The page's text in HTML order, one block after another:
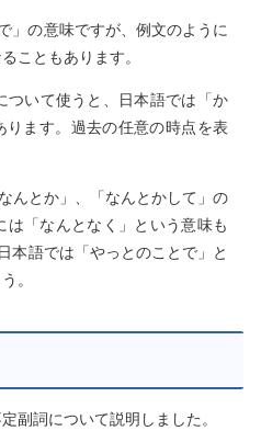
」の意味ですが、例文のように
こともあります。
ついて使うと、日本語では「か
ます。過去の任意の時点を表
んとか」、「なんとかして」の
は「なんとなく」という意味も
本語では「やっとのことで」と
。
副詞について説明しました。